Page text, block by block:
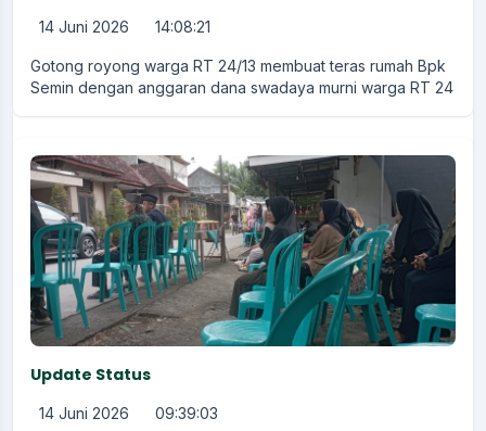
14 Juni 2026 14:08:21
Gotong royong warga RT 24/13 membuat teras rumah Bpk
Semin dengan anggaran dana swadaya murni warga RT 24
Update Status
14 Juni 2026 09:39:03